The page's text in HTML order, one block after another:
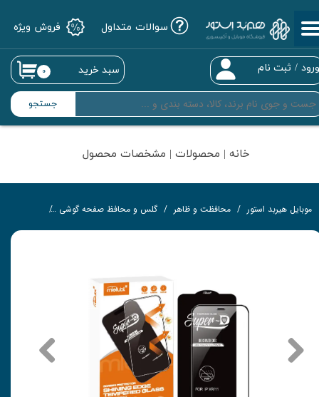
جستجو
/ ثبت نام
حساب کاربری من
تغییر گذر واژه
سفارشات
خروج از حساب کاربری
۰ سبد خرید
سوالات متداول فروش ویژه
خانه | محصولات | مشخصات محصول
موبایل هیربد استور محافظت و ظاهر گلس و محافظ صفحه گوشی